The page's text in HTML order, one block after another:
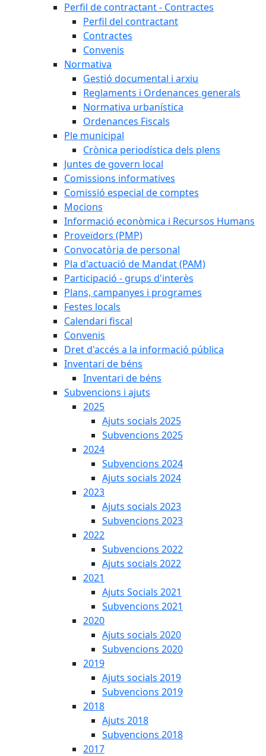
Perfil de contractant - Contractes
Perfil del contractant
Contractes
Convenis
Normativa
Gestió documental i arxiu
Reglaments i Ordenances generals
Normativa urbanística
Ordenances Fiscals
Ple municipal
Crònica periodística dels plens
Juntes de govern local
Comissions informatives
Comissió especial de comptes
Mocions
Informació econòmica i Recursos Humans
Proveïdors (PMP)
Convocatòria de personal
Pla d'actuació de Mandat (PAM)
Participació - grups d'interès
Plans, campanyes i programes
Festes locals
Calendari fiscal
Convenis
Dret d'accés a la informació pública
Inventari de béns
Inventari de béns
Subvencions i ajuts
2025
Ajuts socials 2025
Subvencions 2025
2024
Subvencions 2024
Ajuts socials 2024
2023
Ajuts socials 2023
Subvencions 2023
2022
Subvencions 2022
Ajuts socials 2022
2021
Ajuts Socials 2021
Subvencions 2021
2020
Ajuts socials 2020
Subvencions 2020
2019
Ajuts socials 2019
Subvencions 2019
2018
Ajuts 2018
Subvencions 2018
2017